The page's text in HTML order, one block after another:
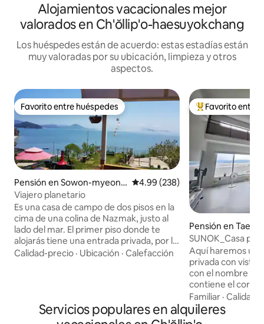
Alojamientos vacacionales mejor
valorados en Ch'ŏllip'o-haesuyokchang
Los huéspedes están de acuerdo: estas estadías están
muy valoradas por su ubicación, limpieza y otros
aspectos.
Favorito entre huéspedes
Favorito entre huéspedes
Pensión en Sowon-myeon,
Taean-gun
Calificación promedio: 4.99 de
4.99 (238)
Viajero planetario
Es una casa de campo de dos pisos en la
cima de una colina de Nazmak, justo al
lado del mar. El primer piso donde te
alojarás tiene una entrada privada, por lo
que puedes usar todo el primer piso (26
amanecer desde el interior de la casa
por la mañana, hay un arboreto cerca y
Calidad-precio · Ubicación · Calefacción
Favorito entre
Favorito entre
Pensión en
SUNOK_Casa
Mar Occidental.
Aquí haremos
privada con
con el nombre de
contiene el
SUNOK es un
construido por
nombre
Familiar ·Calidad-
Servicios populares en alquileres